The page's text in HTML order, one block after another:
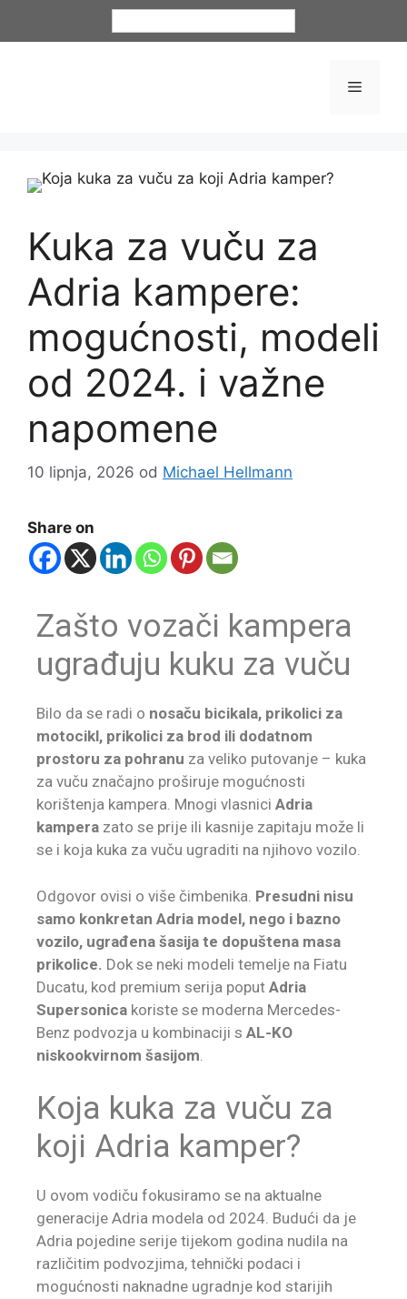
Kuka za vuču za
Adria kampere:
mogućnosti, modeli
od 2024. i važne
napomene
10 lipnja, 2026 od Michael Hellmann
Share on
Zašto vozači kampera
ugrađuju kuku za vuču
Bilo da se radi o nosaču bicikala, prikolici za
motocikl, prikolici za brod ili dodatnom
prostoru za pohranu za veliko putovanje – kuka
za vuču značajno proširuje mogućnosti
korištenja kampera. Mnogi vlasnici Adria
kampera zato se prije ili kasnije zapitaju može li
se i koja kuka za vuču ugraditi na njihovo vozilo.
Odgovor ovisi o više čimbenika. Presudni nisu
samo konkretan Adria model, nego i bazno
vozilo, ugrađena šasija te dopuštena masa
prikolice. Dok se neki modeli temelje na Fiatu
Ducatu, kod premium serija poput Adria
Supersonica koriste se moderna Mercedes-
Benz podvozja u kombinaciji s AL-KO
niskookvirnom šasijom
Koja kuka za vuču za
koji Adria kamper?
U ovom vodiču fokusiramo se na aktualne
generacije Adria modela od 2024. Budući da je
Adria pojedine serije tijekom godina nudila na
različitim podvozjima, tehnički podaci i
mogućnosti naknadne ugradnje kod starijih